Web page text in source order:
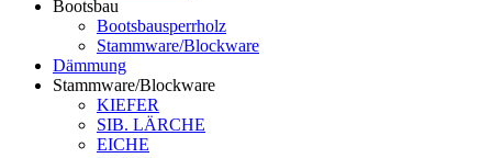
Bootsbau
Bootsbausperrholz
Stammware/Blockware
Dämmung
Stammware/Blockware
KIEFER
SIB. LÄRCHE
EICHE